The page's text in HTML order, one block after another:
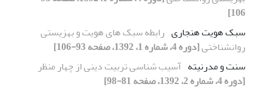
106]
سبک هویت هنجاری رابطه سبک های هویت و بهزیستی
روانشناختی[دوره 4، شماره 1، 1392، صفحه 93-106]
سنت و مدرنیته آسیب شناسی تربیت دینی از چهار منظر
[دوره 4، شماره 2، 1392، صفحه 81-98]